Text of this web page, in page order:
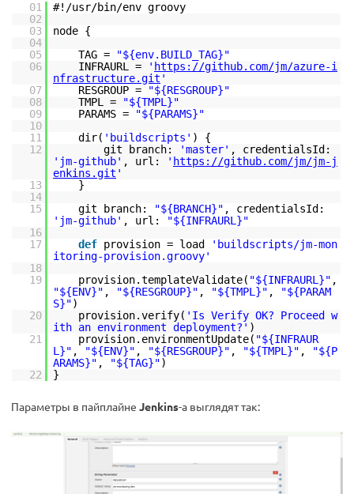
01
#!/usr/bin/env groovy
02
03
node {
04
05
TAG =
"${env.BUILD_TAG}"
06
INFRAURL = ' https://github.com/jm/azure-i
nfrastructure.git '
07
RESGROUP =
"${RESGROUP}"
08
TMPL =
"${TMPL}"
09
PARAMS =
"${PARAMS}"
10
11
dir( 'buildscripts' ) {
12
git branch: 'master' , credentialsId:
'jm-github' , url: ' https://github.com/jm/jm-j
enkins.git '
13
}
14
15
git branch: "${BRANCH}" , credentialsId:
'jm-github' , url:
"${INFRAURL}"
16
17
def provision = load
'buildscripts/jm-mon
itoring-provision.groovy'
18
19
provision.templateValidate( "${INFRAURL}" ,
"${ENV}" , "${RESGROUP}" , "${TMPL}" ,
"${PARAM
S}")
20
provision.verify( 'Is Verify OK? Proceed w
ith an environment deployment?' )
21
provision.environmentUpdate( "${INFRAUR
L}" , "${ENV}" , "${RESGROUP}" , "${TMPL}" ,
"${P
ARAMS}" , "${TAG}")
22
}
Параметры в пайплайне Jenkins-а выглядят так: